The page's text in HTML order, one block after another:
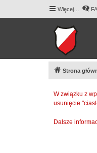
Więcej…
Strona
W związku z
usunięcie
Dalsze